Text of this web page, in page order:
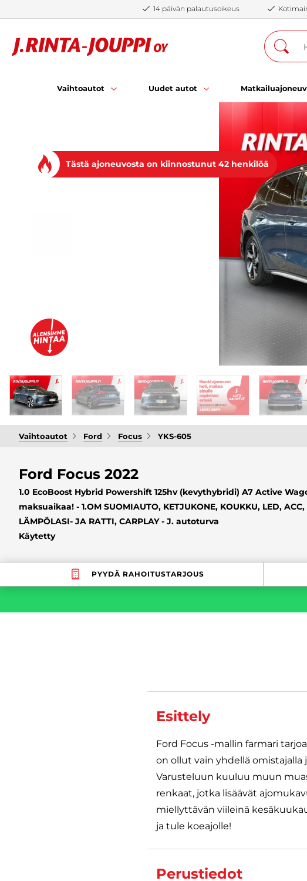
14 päivän palautusoikeus
Vaihtoautot Uudet autot
Tästä ajoneuvosta on kiinnostunut 42 henkilöä
Vaihtoautot Ford Focus YKS-605
Ford Focus 2022
1.0 EcoBoost Hybrid Powershift 125hv (kevythybridi) A7 Active
maksuaikaa! - 1.OM SUOMIAUTO, KETJUKONE, KOUKKU, LED,
LÄMPÖLASI- JA RATTI, CARPLAY - J. autoturva
Käytetty
PYYDÄ RAHOITUSTARJOUS
Esittely
Ford Focus -mallin farmari
on ollut vain yhdellä
Varusteluun kuuluu muun
renkaat, jotka lisäävät
miellyttävän viileinä
ja tule koeajolle!
Perustiedot